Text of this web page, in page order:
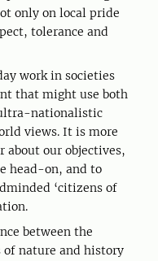
only on local pride
tolerance and
work in societies
that might use both
nationalistic
views. It is more
about our objectives,
head-on, and to
‘citizens of
between the
of nature and history